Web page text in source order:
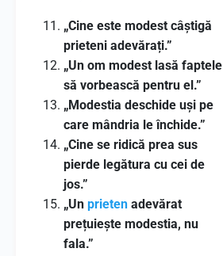
„Cine este modest câștigă
prieteni adevărați.”
„Un om modest lasă faptele
să vorbească pentru el.”
„Modestia deschide uși pe
care mândria le închide.”
„Cine se ridică prea sus
pierde legătura cu cei de
jos.”
„Un prieten adevărat
prețuiește modestia, nu
fala.”